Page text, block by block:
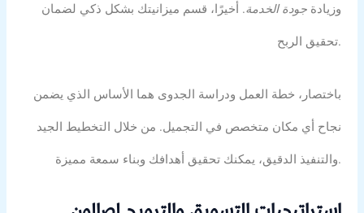
وزيادة جودة الخدمة. أخيرًا، قسم ميزانيتك بشكل ذكي لضمان
تحقيق الربح.
باختصار، خطة العمل ودراسة الجدوى هما الأساس الذي يضمن
نجاح أي مكان متخصص في التجميل. من خلال التخطيط الجيد
والتنفيذ الدقيق، يمكنك تحقيق أهدافك وبناء سمعة مميزة.